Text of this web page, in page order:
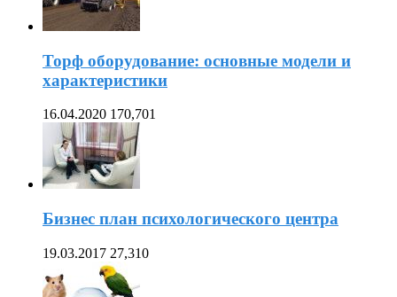
Торф оборудование: основные модели и
характеристики
16.04.2020 170,701
Бизнес план психологического центра
19.03.2017 27,310